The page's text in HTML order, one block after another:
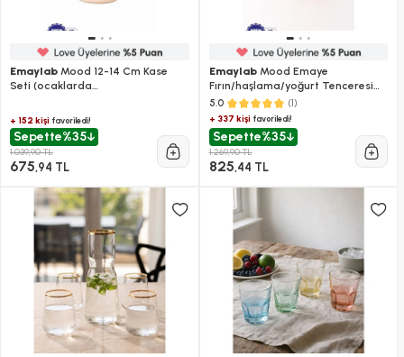
Emaylab Mood 12-14 Cm Kase
Seti (ocaklarda
Uygun)
+ 152 kişi favoriledi!
Sepette%35
1.039,90 TL
675,94 TL
EmaylabMood Emaye
Fırın/haşlama/yoğurt Tenceresi
(18cm)
5.0 (1)
+ 337 kişifavoriledi!
Sepette%35
1.269,90 TL
825,44 TL